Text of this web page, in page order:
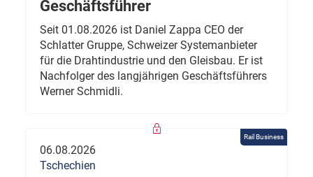
Geschäftsführer
Seit 01.08.2026 ist Daniel Zappa CEO der
Schlatter Gruppe, Schweizer Systemanbieter
für die Drahtindustrie und den Gleisbau. Er ist
Nachfolger des langjährigen Geschäftsführers
Werner Schmidli.
Rail Business
06.08.2026
Tschechien